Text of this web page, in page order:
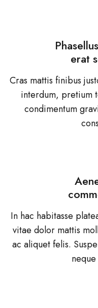
erat
Cras mattis finibus
interdum, pretium
condimentum
In hac habitasse
vitae dolor mattis
ac aliquet felis.